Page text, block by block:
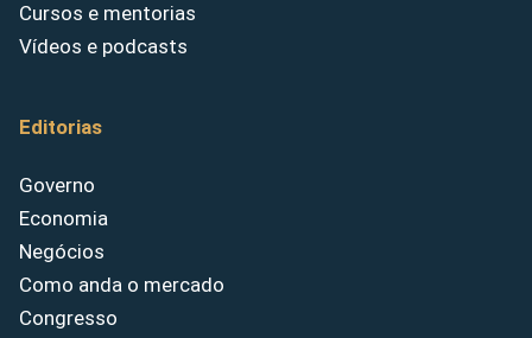
Cursos e mentorias
Vídeos e podcasts
Editorias
Governo
Economia
Negócios
Como anda o mercado
Congresso